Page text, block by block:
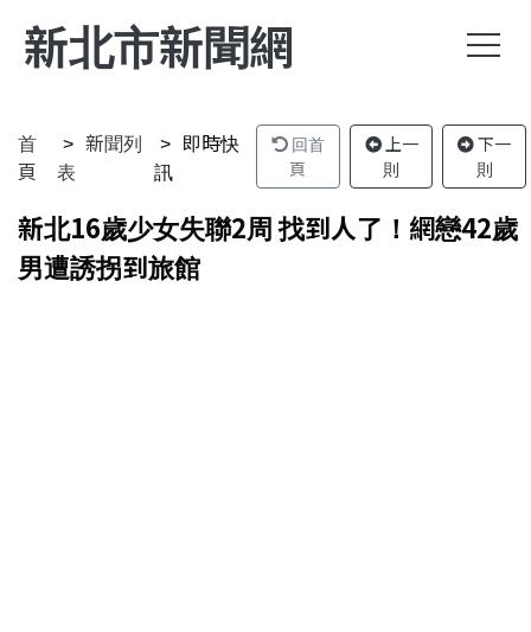
新北市新聞網
首
頁
新聞列
表
即時快
訊
回首
頁
上一
則
下一
則
新北16歲少女失聯2周 找到人了！網戀42歲
男遭誘拐到旅館